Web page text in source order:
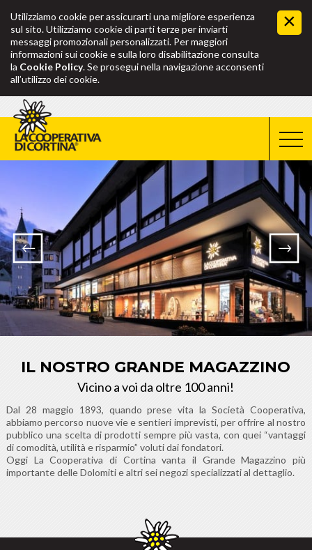
Utilizziamo cookie per assicurarti una migliore esperienza
sul sito. Utilizziamo cookie di parti terze per inviarti
messaggi promozionali personalizzati. Per maggiori
informazioni sui cookie e sulla loro disabilitazione consulta
la Cookie Policy. Se prosegui nella navigazione acconsenti
all’utilizzo dei cookie.
IL NOSTRO GRANDE MAGAZZINO
Vicino a voi da oltre 100 anni!
Dal 28 maggio 1893, quando prese vita la Società Cooperativa,
abbiamo percorso nuove vie e sentieri imprevisti, per offrire al nostro
pubblico una scelta di prodotti sempre più vasta, con quei “vantaggi
di comodità, utilità e risparmio” voluti dai fondatori.
Oggi La Cooperativa di Cortina vanta il Grande Magazzino più
importante delle Dolomiti e altri sei negozi specializzati al dettaglio.